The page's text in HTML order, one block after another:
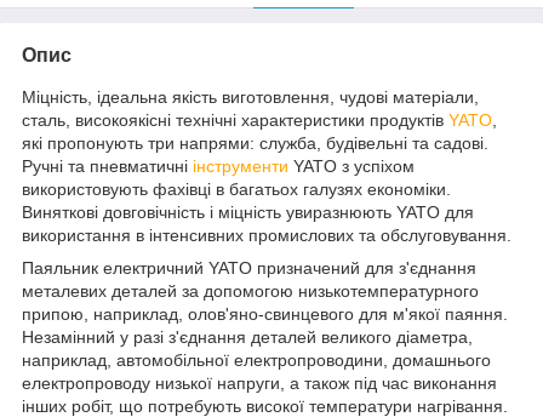
Опис
Міцність, ідеальна якість виготовлення, чудові матеріали,
сталь, високоякісні технічні характеристики продуктів YATO
які пропонують три напрями: служба, будівельні та садові.
Ручні та пневматичні інструменти YATO з успіхом
використовують фахівці в багатьох галузях економіки.
Виняткові довговічність і міцність увиразнюють YATO для
використання в інтенсивних промислових та обслуговування.
Паяльник електричний YATO призначений для з'єднання
металевих деталей за допомогою низькотемпературного
припою, наприклад, олов'яно-свинцевого для м'якої паяння.
Незамінний у разі з'єднання деталей великого діаметра,
наприклад, автомобільної електропроводини, домашнього
електропроводу низької напруги, а також під час виконання
інших робіт, що потребують високої температури нагрівання.